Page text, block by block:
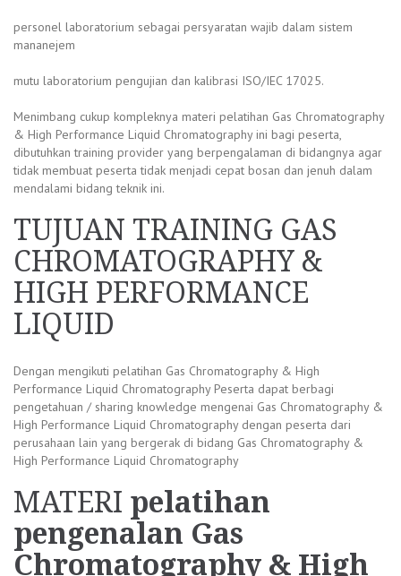
personel laboratorium sebagai persyaratan wajib dalam sistem
mananejem
mutu laboratorium pengujian dan kalibrasi ISO/IEC 17025.
Menimbang cukup kompleknya materi pelatihan Gas Chromatography
& High Performance Liquid Chromatography ini bagi peserta,
dibutuhkan training provider yang berpengalaman di bidangnya agar
tidak membuat peserta tidak menjadi cepat bosan dan jenuh dalam
mendalami bidang teknik ini.
TUJUAN TRAINING GAS
CHROMATOGRAPHY &
HIGH PERFORMANCE
LIQUID
Dengan mengikuti pelatihan Gas Chromatography & High
Performance Liquid Chromatography Peserta dapat berbagi
pengetahuan / sharing knowledge mengenai Gas Chromatography &
High Performance Liquid Chromatography dengan peserta dari
perusahaan lain yang bergerak di bidang Gas Chromatography &
High Performance Liquid Chromatography
MATERI pelatihan
pengenalan Gas
Chromatography & High